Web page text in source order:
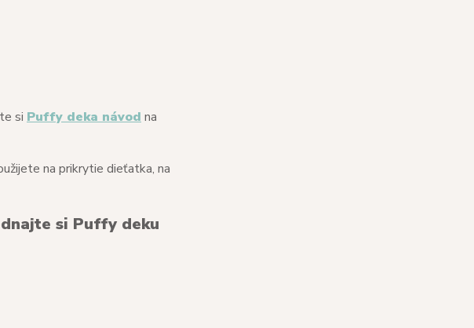
si Puffy deka návod na
na prikrytie dieťatka, na
si Puffy deku